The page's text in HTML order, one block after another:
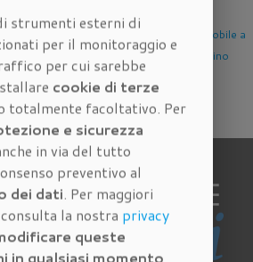
Scandicci
Valutazione Immobile a
Sesto Fiorentino
strumenti esterni di
per il monitoraggio e
per cui sarebbe
cookie di terze
totalmente facoltativo. Per
e sicurezza
in via del tutto
preventivo al
dei dati. Per maggiori
la nostra privacy
queste
in qualsiasi momento